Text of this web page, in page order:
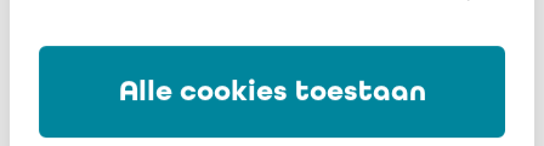
Alle cookies toestaan
Bematrix, Orac, Lamifil, Recticel Group and VPK